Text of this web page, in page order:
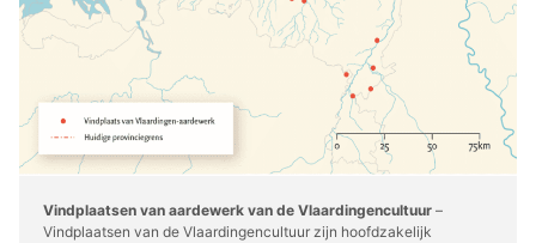
Vindplaatsen van aardewerk van de Vlaardingencultuur –
Vindplaatsen van de Vlaardingencultuur zijn hoofdzakelijk